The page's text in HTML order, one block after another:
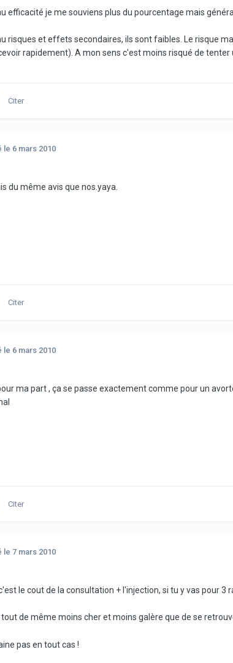
efficacité je me souviens plus du pourcentage mais
risques et effets secondaires, ils sont faibles. Le risque
rapidement). A mon sens c'est moins risqué de
Citer
le 6 mars 2010
du même avis que nos.yaya.
Citer
le 6 mars 2010
ma part , ça se passe exactement comme pour un
Citer
le 7 mars 2010
le cout de la consultation + l'injection, si tu y vas pour
de même moins cher et moins galère que de se
pas en tout cas !